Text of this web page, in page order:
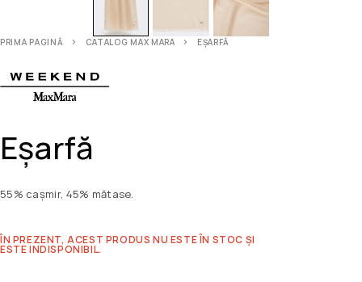
PRIMA PAGINĂ CATALOG MAX MARA EȘARFĂ
Eșarfă
55% cașmir, 45% mătase.
ÎN PREZENT, ACEST PRODUS NU ESTE ÎN STOC ȘI
ESTE INDISPONIBIL.